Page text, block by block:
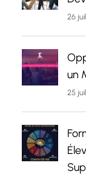
26
un
25